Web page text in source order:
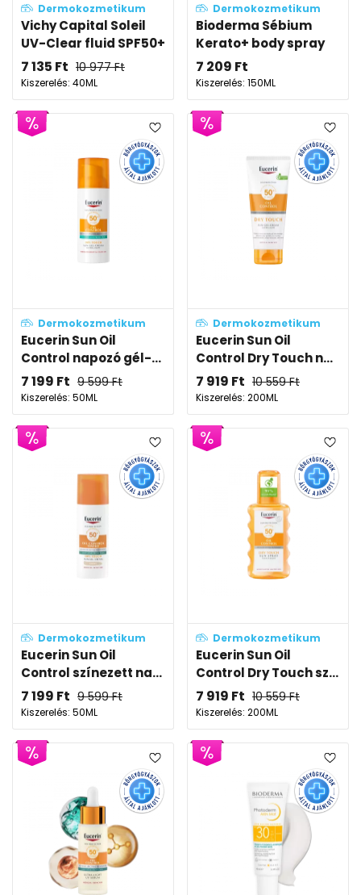
Dermokozmetikum
Vichy Capital Soleil
UV-Clear fluid SPF50+
7 135 Ft 10 977Ft
Kiszerelés: 40ML
Dermokozmetikum
Bioderma Sébium
Kerato+ body spray
7 209 Ft
Kiszerelés: 150ML
Dermokozmetikum
Eucerin Sun Oil
Control napozó gél-...
7 199 Ft 9 599Ft
Kiszerelés: 50ML
Dermokozmetikum
Eucerin Sun Oil
Control Dry Touch n...
7 919 Ft 10 559Ft
Kiszerelés: 200ML
Dermokozmetikum
Eucerin Sun Oil
Control színezett na...
7 199 Ft 9 599Ft
Kiszerelés: 50ML
Dermokozmetikum
Eucerin Sun Oil
Control Dry Touch sz...
7 919 Ft 10 559Ft
Kiszerelés: 200ML